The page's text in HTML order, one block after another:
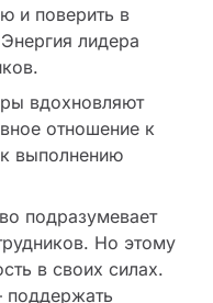
и поверить в
лидера
вдохновляют
отношение к
выполнению
подразумевает
Но этому
в своих силах.
поддержать